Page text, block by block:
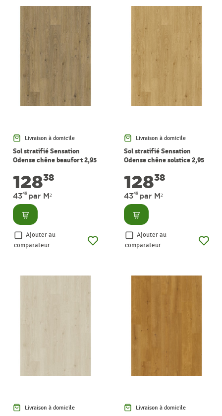
Livraison à domicile
Sol stratifié Sensation
Odense chêne beaufort 2,95
12838
4349 par M²
Consulter
Ajouter au
comparateur
Livraison à domicile
Sol stratifié Sensation
Odense chêne solstice 2,95
12838
4349 par M²
Consulter
Ajouter au
comparateur
Livraison à domicile Livraison à domicile